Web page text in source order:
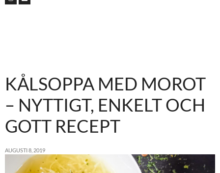
KÅLSOPPA MED MOROT
– NYTTIGT, ENKELT OCH
GOTT RECEPT
AUGUSTI 8, 2019